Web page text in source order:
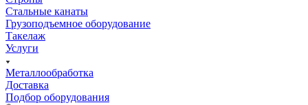
Стальные канаты
Грузоподъемное оборудование
Такелаж
Услуги
Металлообработка
Доставка
Подбор оборудования